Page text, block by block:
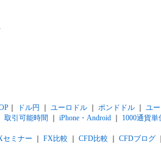
｜ ドル円 ユーロドル｜ ポンドドル｜ ユ
取引可能時間 iPhone・Android 1000通貨単
セミナー FX比較 CFD比較 CFDブログ